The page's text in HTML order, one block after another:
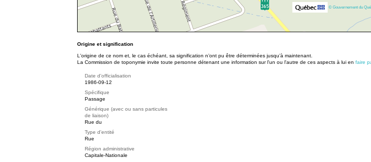
© Gouvernement du
Origine et signification
L'origine de ce nom et, le cas échéant, sa signification n’ont pu être déterminées jusqu’à maintenant.
La Commission de toponymie invite toute personne détenant une information sur l'un ou l'autre de ces aspects à lui en faire
Date d'officialisation
1986-09-12
Spécifique
Passage
Générique (avec ou sans particules
de liaison)
Rue du
Type d'entité
Rue
Région administrative
Capitale-Nationale